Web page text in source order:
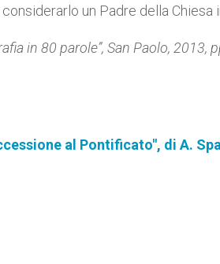
un Padre della Chiesa
in 80 parole”, San Paolo, 2013,
al Pontificato", di A.